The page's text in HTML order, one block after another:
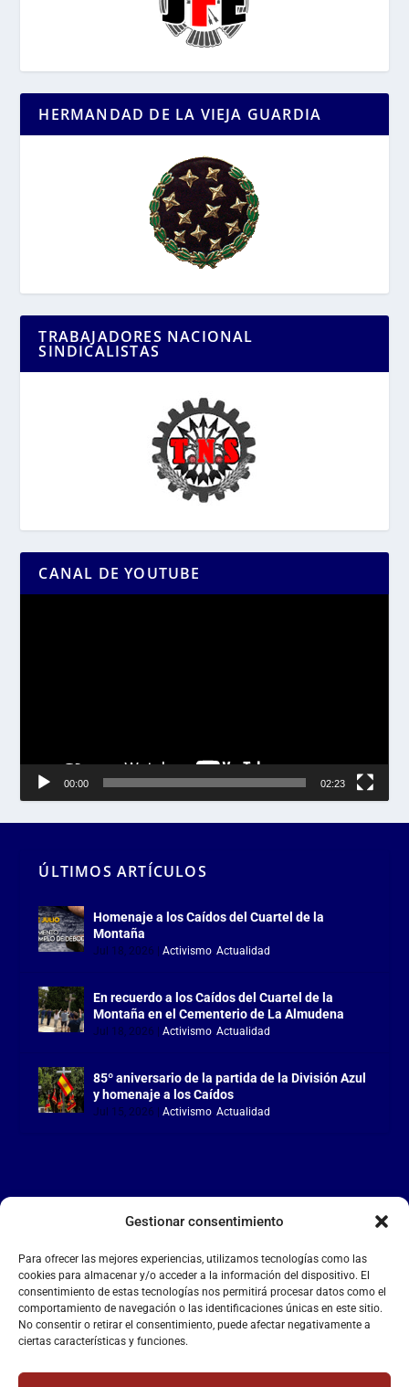
Gestionar consentimiento
Para ofrecer las mejores experiencias, utilizamos tecnologías como las
cookies para almacenar y/o acceder a la información del dispositivo. El
consentimiento de estas tecnologías nos permitirá procesar datos como el
comportamiento de navegación o las identificaciones únicas en este sitio.
No consentir o retirar el consentimiento, puede afectar negativamente a
ciertas características y funciones.
HERMANDAD DE LA VIEJA GUARDIA
TRABAJADORES NACIONAL
SINDICALISTAS
CANAL DE YOUTUBE
00:00 02:23
ÚLTIMOS ARTÍCULOS
Homenaje a los Caídos del Cuartel de la
Montaña
Jul 18, 2026 |Activismo,Actualidad
En recuerdo a los Caídos del Cuartel de la
Montaña en el Cementerio de La Almudena
Jul 18, 2026 |Activismo,Actualidad
85º aniversario de la partida de la División Azul
y homenaje a los Caídos
Jul 15, 2026 |Activismo,Actualidad
LA FALANGE
Reproductor
de
vídeo